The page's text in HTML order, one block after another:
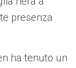
presenza
ha tenuto un